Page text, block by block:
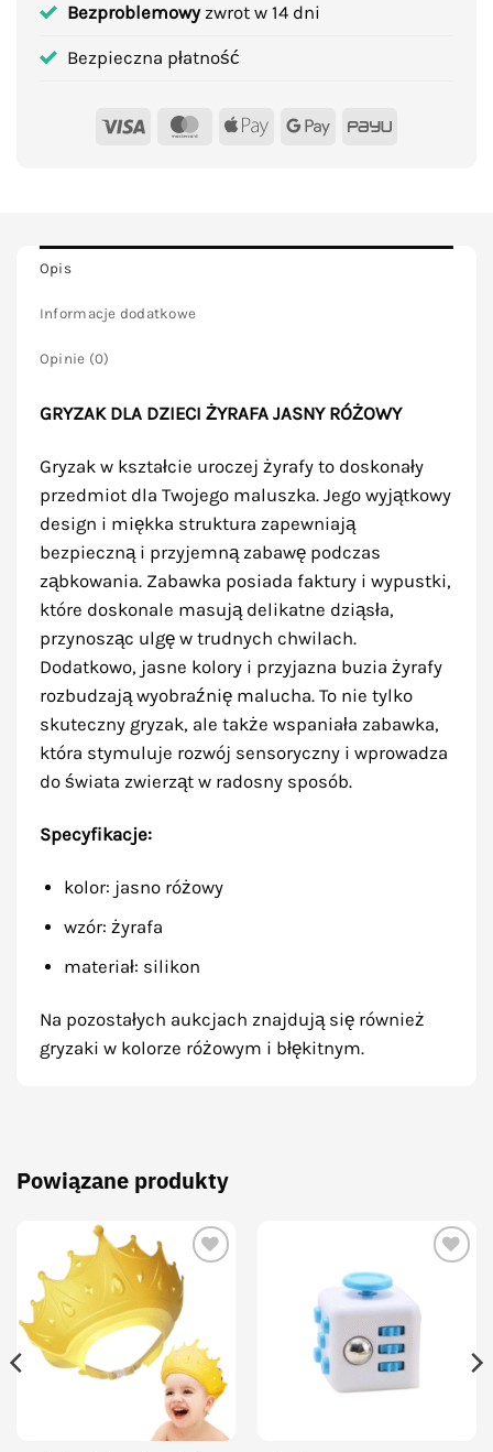
Bezproblemowyzwrot w 14 dni
Bezpieczna płatność
Visa MasterCard
Apple
Google PayU
Opis
Informacje dodatkowe
Opinie (0)
GRYZAK DLA DZIECI ŻYRAFA JASNY RÓŻOWY
Gryzak w kształcie uroczej żyrafy to doskonały
przedmiot dla Twojego maluszka. Jego wyjątkowy
design i miękka struktura zapewniają
bezpieczną i przyjemną zabawę podczas
ząbkowania. Zabawka posiada faktury i wypustki,
które doskonale masują delikatne dziąsła,
przynosząc ulgę w trudnych chwilach.
Dodatkowo, jasne kolory i przyjazna buzia żyrafy
rozbudzają wyobraźnię malucha. To nie tylko
skuteczny gryzak, ale także wspaniała zabawka,
która stymuluje rozwój sensoryczny i wprowadza
do świata zwierząt w radosny sposób.
Specyfikacje:
kolor: jasno różowy
wzór: żyrafa
materiał: silikon
Na pozostałych aukcjach znajdują się również
gryzaki w kolorze różowym i błękitnym.
Powiązane produkty
Add to
wishlist